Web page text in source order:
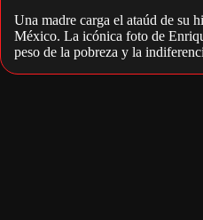
Una madre carga el ataúd de su
México. La icónica foto de
peso de la pobreza y la